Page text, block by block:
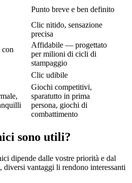
Punto breve e ben definito
Clic nitido, sensazione
precisa
con
Affidabile — progettato
per milioni di cicli di
stampaggio
Clic udibile
Giochi competitivi,
sparatutto in prima
persona, giochi di
combattimento
sono utili?
dipende dalle vostre priorità e dal
vantaggi li rendono interessanti